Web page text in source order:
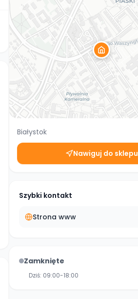
Białystok
Nawiguj do sklepu
Szybki kontakt
Strona www
Zamknięte
Dziś: 09:00-18:00